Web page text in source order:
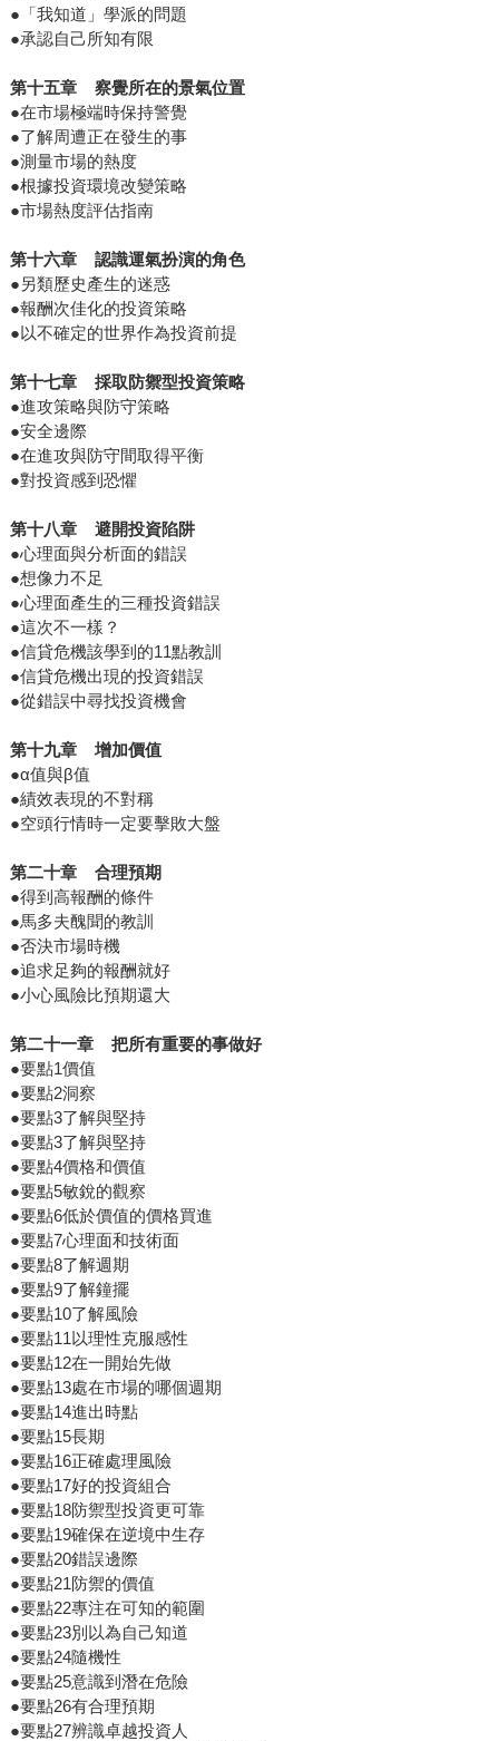
●「我知道」學派的問題
●承認自己所知有限
第十五章
察覺所在的景氣位置
●在市場極端時保持警覺
●了解周遭正在發生的事
●測量市場的熱度
●根據投資環境改變策略
●市場熱度評估指南
第十六章
認識運氣扮演的角色
●另類歷史產生的迷惑
●報酬次佳化的投資策略
●以不確定的世界作為投資前提
第十七章
採取防禦型投資策略
●進攻策略與防守策略
●安全邊際
●在進攻與防守間取得平衡
●對投資感到恐懼
第十八章
避開投資陷阱
●心理面與分析面的錯誤
●想像力不足
●心理面產生的三種投資錯誤
●這次不一樣？
●信貸危機該學到的11點教訓
●信貸危機出現的投資錯誤
●從錯誤中尋找投資機會
第十九章
增加價值
●α值與β值
●績效表現的不對稱
●空頭行情時一定要擊敗大盤
第二十章
合理預期
●得到高報酬的條件
●馬多夫醜聞的教訓
●否決市場時機
●追求足夠的報酬就好
●小心風險比預期還大
第二十一章
把所有重要的事做好
●要點1價值
●要點2洞察
●要點3了解與堅持
●要點3了解與堅持
●要點4價格和價值
●要點5敏銳的觀察
●要點6低於價值的價格買進
●要點7心理面和技術面
●要點8了解週期
●要點9了解鐘擺
●要點10了解風險
●要點11以理性克服感性
●要點12在一開始先做
●要點13處在市場的哪個週期
●要點14進出時點
●要點15長期
●要點16正確處理風險
●要點17好的投資組合
●要點18防禦型投資更可靠
●要點19確保在逆境中生存
●要點20錯誤邊際
●要點21防禦的價值
●要點22專注在可知的範圍
●要點23別以為自己知道
●要點24隨機性
●要點25意識到潛在危險
●要點26有合理預期
●要點27辨識卓越投資人